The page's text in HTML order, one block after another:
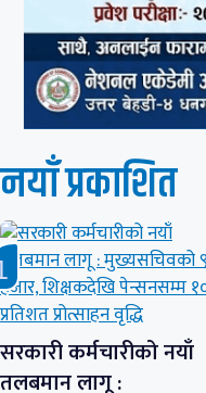
नयाँ प्रकाशित
सरकारी कर्मचारीको नयाँ
तलबमान लागू :